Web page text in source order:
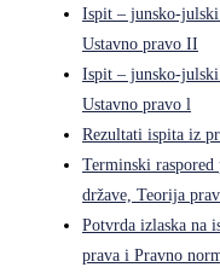
Ispit – junsko-
Ustavno pravo II
Ispit – junsko-
Ustavno pravo l
Rezultati ispita iz
Terminski
države, Teorija
Potvrda izlaska na
prava i Pravno